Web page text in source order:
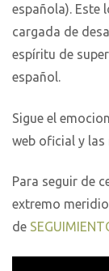
española). Este
cargada de
espíritu de
español.
Sigue el
web oficial y las
Para seguir de
extremo
de